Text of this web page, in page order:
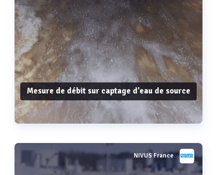
Mesure de débit sur captage d'eau de source
Voir plus NIVUS France